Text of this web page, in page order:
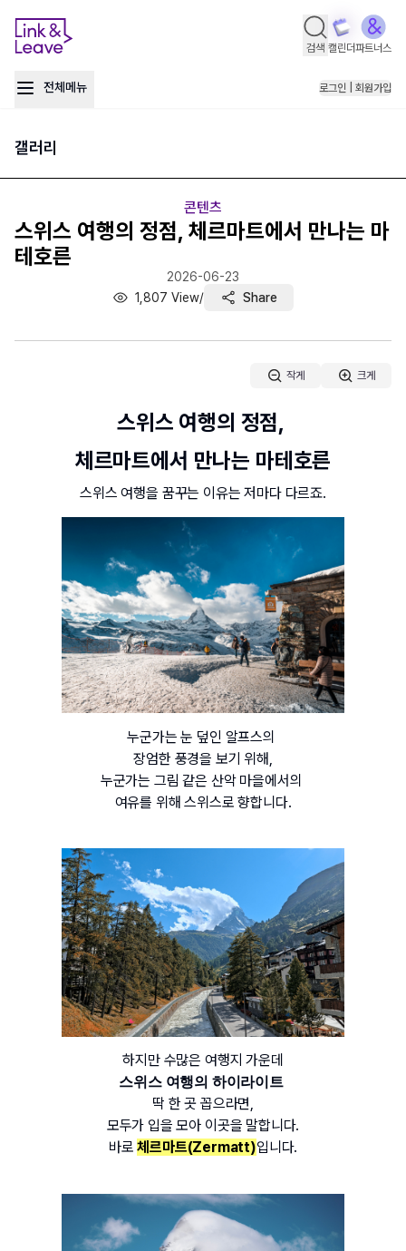
검색 캘린더파트너스
전체메뉴 로그인 | 회원가입
갤러리
콘텐츠
스위스 여행의 정점, 체르마트에서 만나는 마
테호른
2026-06-23
1,807 View/ Share
작게 크게
스위스 여행의 정점,
체르마트에서 만나는 마테호른
스위스 여행을 꿈꾸는 이유는 저마다 다르죠.
누군가는 눈 덮인 알프스의
장엄한 풍경을 보기 위해,
누군가는 그림 같은 산악 마을에서의
여유를 위해 스위스로 향합니다.
하지만 수많은 여행지 가운데
스위스 여행의 하이라이트
딱 한 곳 꼽으라면,
모두가 입을 모아 이곳을 말합니다.
바로 체르마트(Zermatt)입니다.